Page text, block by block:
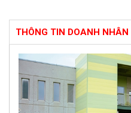
THÔNG TIN DOANH NHÂN